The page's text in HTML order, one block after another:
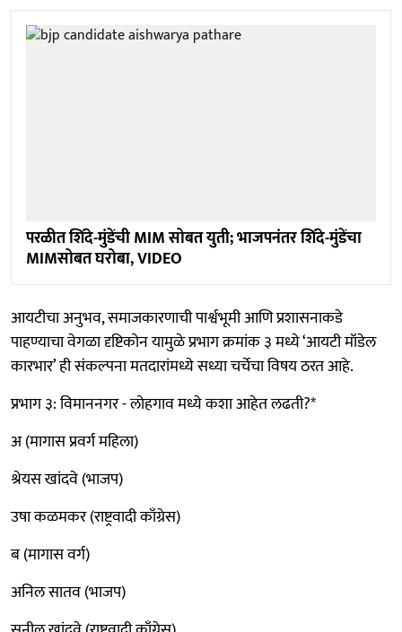
परळीत शिंदे-मुंडेंची MIM सोबत युती; भाजपनंतर शिंदे-मुंडेंचा
MIMसोबत घरोबा, VIDEO
आयटीचा अनुभव, समाजकारणाची पार्श्वभूमी आणि प्रशासनाकडे
पाहण्याचा वेगळा दृष्टिकोन यामुळे प्रभाग क्रमांक ३ मध्ये ‘आयटी मॉडेल
कारभार’ ही संकल्पना मतदारांमध्ये सध्या चर्चेचा विषय ठरत आहे.
प्रभाग ३: विमाननगर - लोहगाव मध्ये कशा आहेत लढती?*
अ (मागास प्रवर्ग महिला)
श्रेयस खांदवे (भाजप)
उषा कळमकर (राष्ट्रवादी काँग्रेस)
ब (मागास वर्ग)
अनिल सातव (भाजप)